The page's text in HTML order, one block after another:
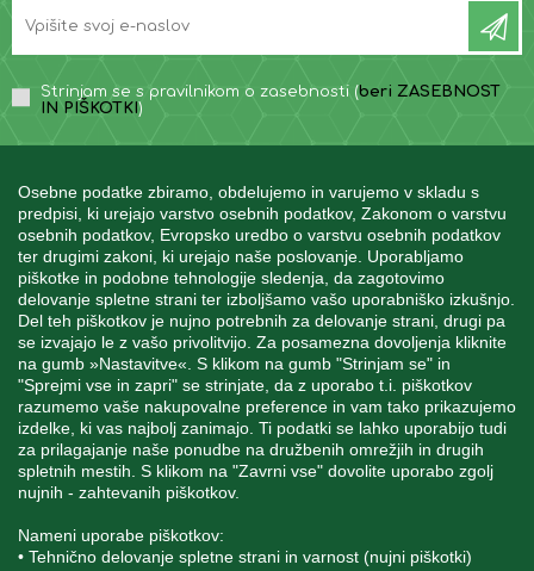
Osebne podatke zbiramo, obdelujemo in varujemo v skladu s
predpisi, ki urejajo varstvo osebnih podatkov, Zakonom o varstvu
osebnih podatkov, Evropsko uredbo o varstvu osebnih podatkov
ter drugimi zakoni, ki urejajo naše poslovanje. Uporabljamo
piškotke in podobne tehnologije sledenja, da zagotovimo
delovanje spletne strani ter izboljšamo vašo uporabniško izkušnjo.
Del teh piškotkov je nujno potrebnih za delovanje strani, drugi pa
se izvajajo le z vašo privolitvijo. Za posamezna dovoljenja kliknite
na gumb »Nastavitve«. S klikom na gumb "Strinjam se" in
"Sprejmi vse in zapri" se strinjate, da z uporabo t.i. piškotkov
razumemo vaše nakupovalne preference in vam tako prikazujemo
izdelke, ki vas najbolj zanimajo. Ti podatki se lahko uporabijo tudi
za prilagajanje naše ponudbe na družbenih omrežjih in drugih
spletnih mestih. S klikom na "Zavrni vse" dovolite uporabo zgolj
nujnih - zahtevanih piškotkov.
Nameni uporabe piškotkov:
• Tehnično delovanje spletne strani in varnost (nujni piškotki)
Strinjam se s pravilnikom o zasebnosti (beri ZASEBNOST
IN PIŠKOTKI )
INFORMACIJE
MOJ RAČUN
STORITEV ZA STRANKE
SPREMLJAJTE NAS